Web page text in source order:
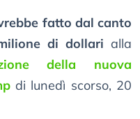
fatto dal canto
di dollari alla
della nuova
di lunedì scorso, 20